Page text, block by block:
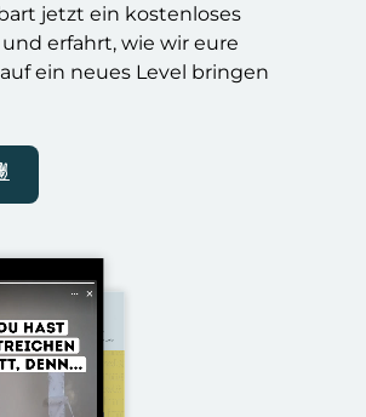
jetzt ein kostenloses
erfahrt, wie wir eure
ein neues Level bringen